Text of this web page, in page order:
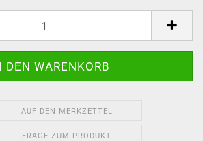
AUF DEN MERKZETTEL
FRAGE ZUM PRODUKT